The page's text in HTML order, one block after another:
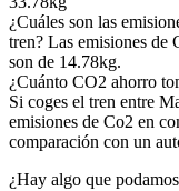
¿Cuáles son las
tren? Las emisiones de
son de 14.78kg.
¿Cuánto CO2 ahorro
Si coges el tren entre
emisiones de Co2 en
comparación con un
¿Hay algo que